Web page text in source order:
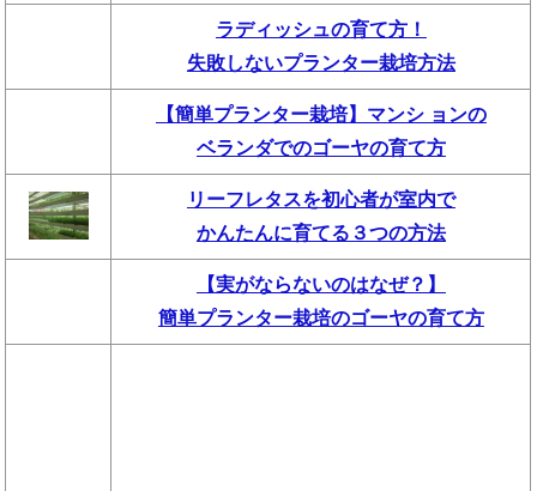
ラディッシュの育て方！
失敗しないプランター栽培方法
【簡単プランター栽培】マンシ ョンの
ベランダでのゴーヤの育て方
リーフレタスを初心者が室内で
かんたんに育てる３つの方法
【実がならないのはなぜ？】
簡単プランター栽培のゴーヤの育て方